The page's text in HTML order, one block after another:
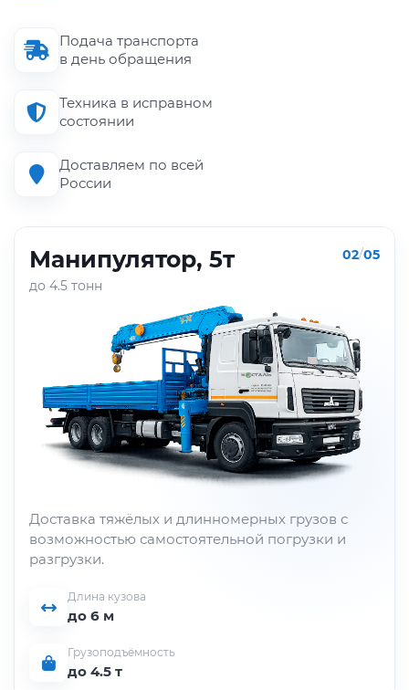
Подача транспорта
в день обращения
Техника в исправном
состоянии
Доставляем по всей
России
Манипулятор, 5т
до 4.5 тонн
02/05
Доставка тяжёлых и длинномерных грузов с
возможностью самостоятельной погрузки и
разгрузки.
Длина кузова
до 6 м
Грузоподъёмность
до 4.5 т